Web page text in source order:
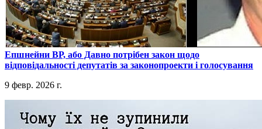
​Епшнейни ВР, або Давно потрібен закон щодо
відповідальності депутатів за законопроекти і голосування
9 февр. 2026 г.